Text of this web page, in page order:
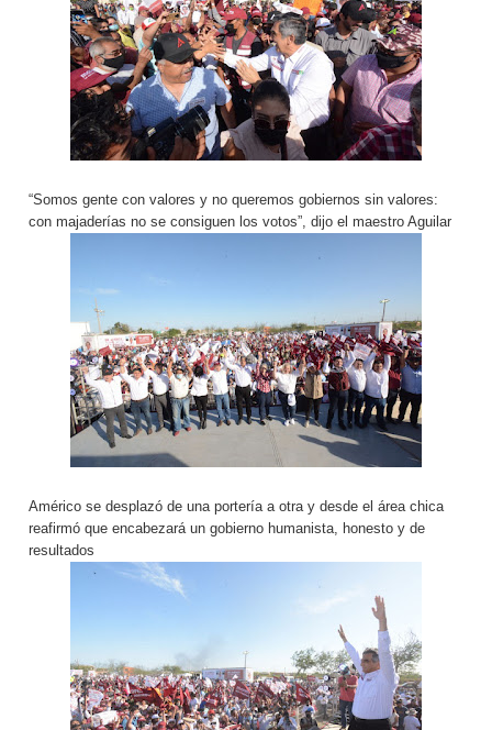
“Somos gente con valores y no queremos gobiernos sin valores:
con majaderías no se consiguen los votos”, dijo el maestro Aguilar
Américo se desplazó de una portería a otra y desde el área chica
reafirmó que encabezará un gobierno humanista, honesto y de
resultados